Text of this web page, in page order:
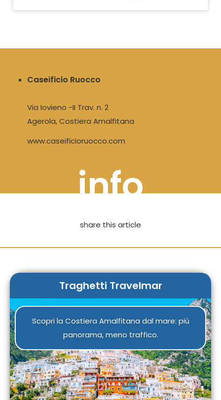
Caseificio Ruocco
Via Iovieno -II Trav. n. 2
Agerola, Costiera Amalfitana
www.caseificioruocco.com
info
share this article
Traghetti Travelmar
Scopri la Costiera Amalfitana dal mare: più
panorama, meno traffico.